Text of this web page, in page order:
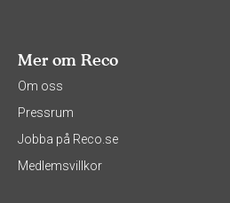
Mer om Reco
Om oss
Pressrum
Jobba på Reco.se
Medlemsvillkor